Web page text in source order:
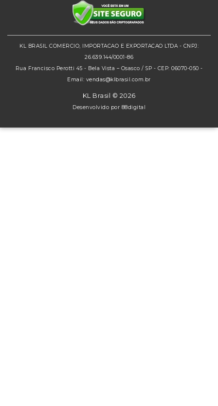
KL BRASIL COMERCIO, IMPORTACAO E EXPORTACAO LTDA - CNPJ:
26.639.144/0001-86
Rua Francisco Perotti 45 - Bela Vista – Osasco / SP - CEP: 06070-050 -
Email: vendas@klbrasil.com.br
KL Brasil © 2026
Desenvolvido por 88digital